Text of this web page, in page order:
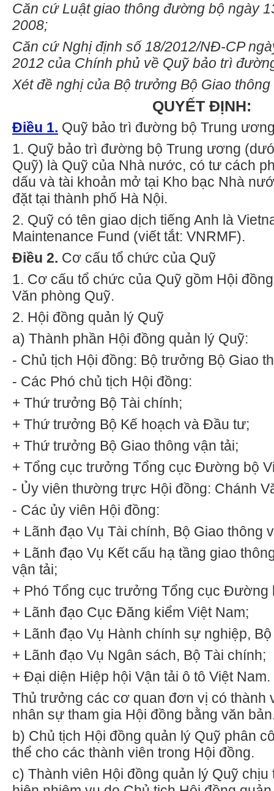
Căn cứ Luật giao thông đường bộ ngày
2008;
Căn cứ Nghị định số 18/2012/NĐ-CP
2012 của Chính phủ về Quỹ bảo trì
Xét đề nghị của Bộ trưởng Bộ Giao thông
QUYẾT ĐỊNH:
Điều 1. Quỹ bảo trì đường bộ Trung
1. Quỹ bảo trì đường bộ Trung ương
Quỹ) là Quỹ của Nhà nước, có tư cách
dấu và tài khoản mở tại Kho bạc Nhà
đặt tại thành phố Hà Nội.
2. Quỹ có tên giao dịch tiếng Anh là
Maintenance Fund (viết tắt: VNRMF).
Điều 2. Cơ cấu tổ chức của Quỹ
1. Cơ cấu tổ chức của Quỹ gồm Hội
Văn phòng Quỹ.
2. Hội đồng quản lý Quỹ
a) Thành phần Hội đồng quản lý Quỹ:
- Chủ tịch Hội đồng: Bộ trưởng Bộ Giao
- Các Phó chủ tịch Hội đồng:
+ Thứ trưởng Bộ Tài chính;
+ Thứ trưởng Bộ Kế hoạch và Đầu tư;
+ Thứ trưởng Bộ Giao thông vận tải;
+ Tổng cục trưởng Tổng cục Đường bộ
- Ủy viên thường trực Hội đồng: Chánh
- Các ủy viên Hội đồng:
+ Lãnh đạo Vụ Tài chính, Bộ Giao thông
+ Lãnh đạo Vụ Kết cấu hạ tầng giao
vận tải;
+ Phó Tổng cục trưởng Tổng cục Đường
+ Lãnh đạo Cục Đăng kiểm Việt Nam;
+ Lãnh đạo Vụ Hành chính sự nghiệp,
+ Lãnh đạo Vụ Ngân sách, Bộ Tài chính;
+ Đại diện Hiệp hội Vận tải ô tô Việt Nam.
Thủ trưởng các cơ quan đơn vị có thành
nhân sự tham gia Hội đồng bằng văn
b) Chủ tịch Hội đồng quản lý Quỹ phân
thể cho các thành viên trong Hội đồng.
c) Thành viên Hội đồng quản lý Quỹ